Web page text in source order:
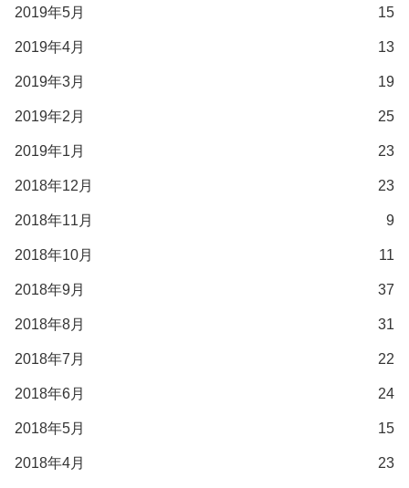
2019年5月 15
2019年4月 13
2019年3月 19
2019年2月 25
2019年1月 23
2018年12月 23
2018年11月 9
2018年10月 11
2018年9月 37
2018年8月 31
2018年7月 22
2018年6月 24
2018年5月 15
2018年4月 23